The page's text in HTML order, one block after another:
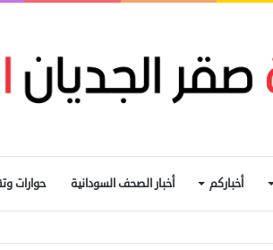
أخباركم أخبار الصحف السودانية حوارات
المحول القومي للدفع الإلكتروني